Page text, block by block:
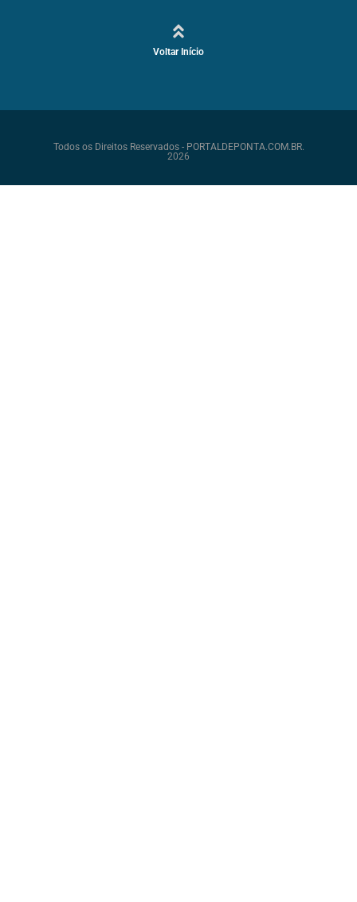
Voltar Início
Todos os Direitos Reservados - PORTALDEPONTA.COM.BR.
2026